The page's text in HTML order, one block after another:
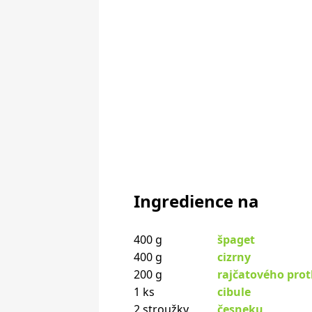
Ingredience na
400 g
špaget
400 g
cizrny
200 g
rajčatového
1 ks
cibule